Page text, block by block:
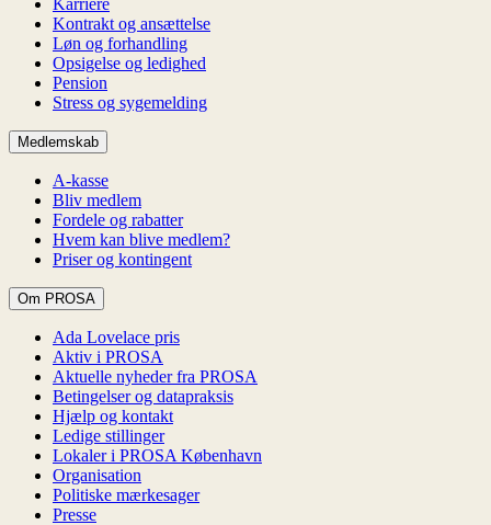
Karriere
Kontrakt og ansættelse
Løn og forhandling
Opsigelse og ledighed
Pension
Stress og sygemelding
Medlemskab
A-kasse
Bliv medlem
Fordele og rabatter
Hvem kan blive medlem?
Priser og kontingent
Om PROSA
Ada Lovelace pris
Aktiv i PROSA
Aktuelle nyheder fra PROSA
Betingelser og datapraksis
Hjælp og kontakt
Ledige stillinger
Lokaler i PROSA København
Organisation
Politiske mærkesager
Presse